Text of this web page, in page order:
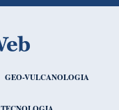
GEO-VULCANOLOGIA